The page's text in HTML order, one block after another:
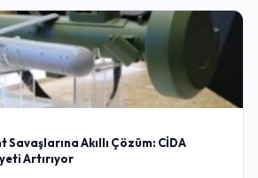
Savaşlarına Akıllı Çözüm: CİDA
Artırıyor